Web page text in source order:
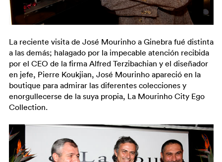
La reciente visita de José Mourinho a Ginebra fué distinta
a las demás; halagado por la impecable atención recibida
por el CEO de la firma Alfred Terzibachian y el diseñador
en jefe, Pierre Koukjian, José Mourinho apareció en la
boutique para admirar las diferentes colecciones y
enorgullecerse de la suya propia, La Mourinho City Ego
Collection.